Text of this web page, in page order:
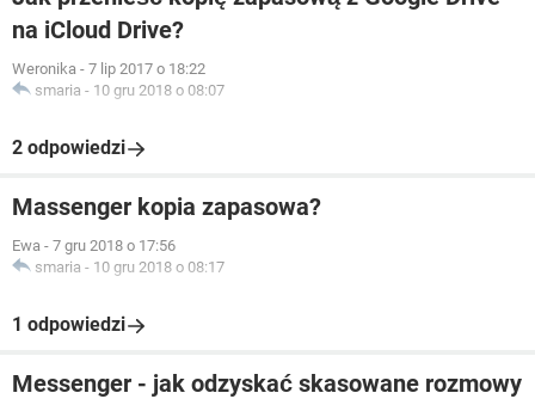
na iCloud Drive?
Weronika - 7 lip 2017 o 18:22
smaria - 10 gru 2018 o 08:07
2 odpowiedzi
Massenger kopia zapasowa?
Ewa - 7 gru 2018 o 17:56
smaria - 10 gru 2018 o 08:17
1 odpowiedzi
Messenger - jak odzyskać skasowane rozmowy